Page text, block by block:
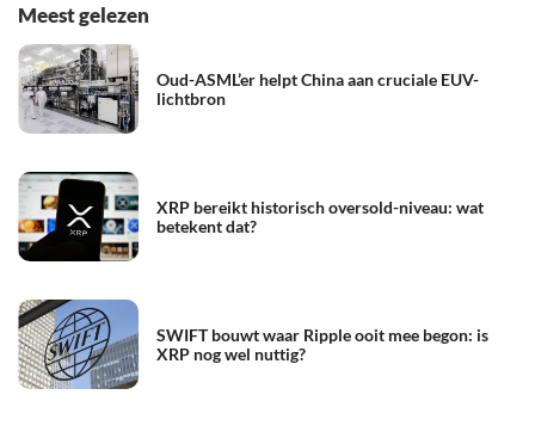
Meest gelezen
Oud-ASML’er helpt China aan cruciale EUV-
lichtbron
XRP bereikt historisch oversold-niveau: wat
betekent dat?
SWIFT bouwt waar Ripple ooit mee begon: is
XRP nog wel nuttig?